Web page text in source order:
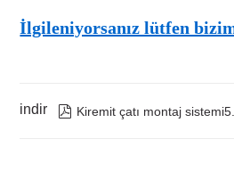
İlgileniyorsanız lütfen
indir  Kiremit çatı montaj